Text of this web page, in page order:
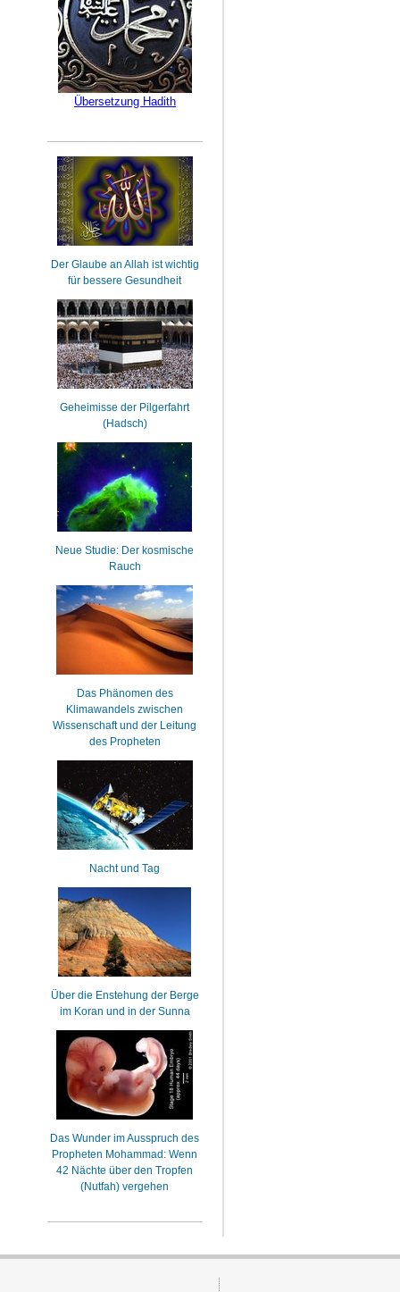
Übersetzung Hadith
Der Glaube an Allah ist wichtig
für bessere Gesundheit
Geheimisse der Pilgerfahrt
(Hadsch)
Neue Studie: Der kosmische
Rauch
Das Phänomen des
Klimawandels zwischen
Wissenschaft und der Leitung
des Propheten
Nacht und Tag
Über die Enstehung der Berge
im Koran und in der Sunna
Das Wunder im Ausspruch des
Propheten Mohammad: Wenn
42 Nächte über den Tropfen
(Nutfah) vergehen